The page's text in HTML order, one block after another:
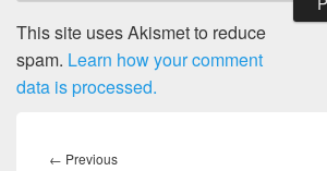
This site uses Akismet to reduce
spam. Learn how your comment
data is processed.
navigation
← PreviousPrevious